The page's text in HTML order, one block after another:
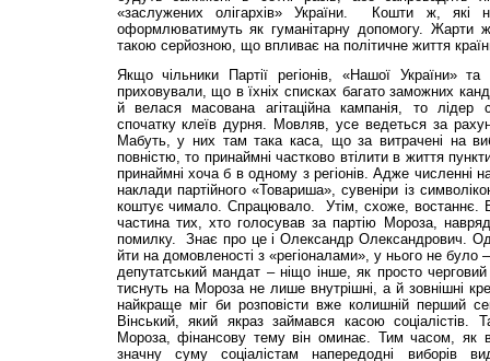
«заслужених олігархів» України. Кошти ж, які
оформлюватимуть як гуманітарну допомогу. Жарти
такою серйозною, що впливає на політичне життя
Якщо чільники Партії регіонів, «Нашої України»
приховували, що в їхніх списках багато заможних
й велася масована агітаційна кампанія, то лідер
спочатку клеїв дурня. Мовляв, усе ведеться за
Мабуть, у них там така каса, що за витрачені на
повністю, то принаймні частково втілити в життя
принаймні хоча б в одному з регіонів. Адже численні
наклади партійного «Товариша», сувеніри із
коштує чимало. Спрацювало. Утім, схоже, востаннє.
частина тих, хто голосував за партію Мороза,
помилку. Знає про це і Олександр Олександрович.
йти на домовленості з «регіоналами», у нього не
депутатський мандат – ніщо інше, як просто
тиснуть на Мороза не лише внутрішні, а й зовнішні
найкраще міг би розповісти вже колишній перший
Вінський, який якраз займався касою соціалістів.
Мороза, фінансову тему він оминає. Тим часом,
значну суму соціалістам напередодні виборів